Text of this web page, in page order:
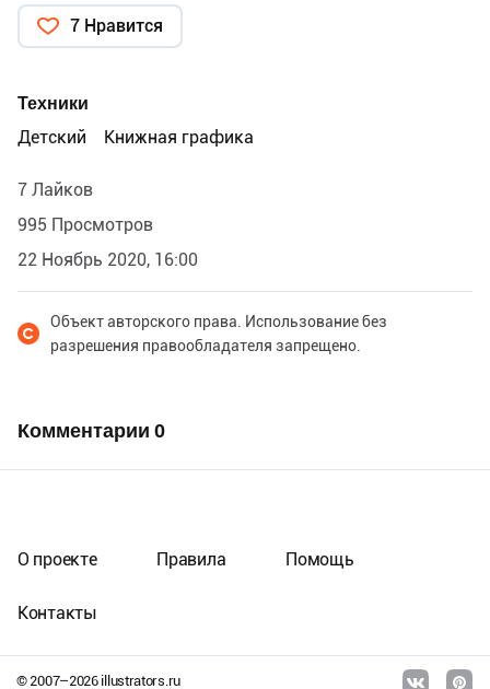
7 Нравится
Техники
Детский
Книжная графика
7 Лайков
995 Просмотров
22 Ноябрь 2020, 16:00
Объект авторского права. Использование без
разрешения правообладателя запрещено.
Комментарии 0
© 2007–2026illustrators.ru
О проекте Правила Помощь
Контакты